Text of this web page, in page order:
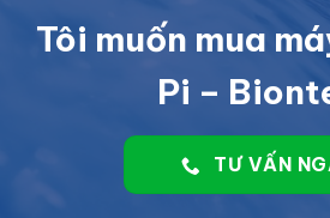
Tôi muốn mua
Pi –
TƯ VẤN